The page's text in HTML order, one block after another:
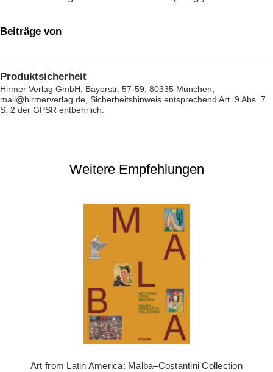
Beiträge von
Produktsicherheit
Hirmer Verlag GmbH, Bayerstr. 57-59, 80335 München,
mail@hirmerverlag.de, Sicherheitshinweis entsprechend Art. 9 Abs. 7
S. 2 der GPSR entbehrlich.
Weitere Empfehlungen
Art from Latin America: Malba–Costantini Collection